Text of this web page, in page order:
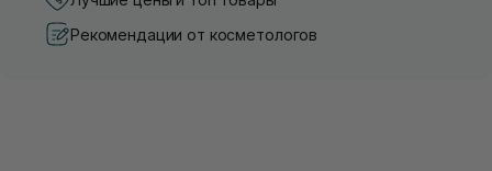
Рекомендации от косметологов